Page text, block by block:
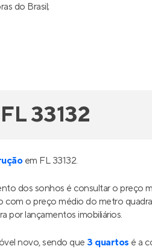
do Brasil;
33132
em FL 33132.
dos sonhos é consultar o
com o preço médio do metro
por lançamentos imobiliários.
novo, sendo que 3 quartos é a